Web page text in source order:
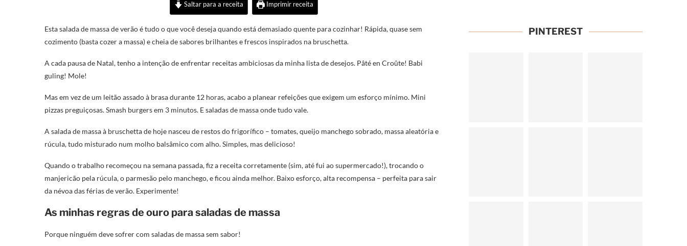
Saltar para a receita Imprimir receita
Esta salada de massa de verão é tudo o que você deseja quando está demasiado quente para cozinhar! Rápida, quase sem
cozimento (basta cozer a massa) e cheia de sabores brilhantes e frescos inspirados na bruschetta.
A cada pausa de Natal, tenho a intenção de enfrentar receitas ambiciosas da minha lista de desejos. Pâté en Croûte! Babi
guling! Mole!
Mas em vez de um leitão assado à brasa durante 12 horas, acabo a planear refeições que exigem um esforço mínimo. Mini
pizzas preguiçosas. Smash burgers em 3 minutos. E saladas de massa onde tudo vale.
A salada de massa à bruschetta de hoje nasceu de restos do frigorífico – tomates, queijo manchego sobrado, massa aleatória e
rúcula, tudo misturado num molho balsâmico com alho. Simples, mas delicioso!
Quando o trabalho recomeçou na semana passada, fiz a receita corretamente (sim, até fui ao supermercado!), trocando o
manjericão pela rúcula, o parmesão pelo manchego, e ficou ainda melhor. Baixo esforço, alta recompensa – perfeita para sair
da névoa das férias de verão. Experimente!
As minhas regras de ouro para saladas de massa
Porque ninguém deve sofrer com saladas de massa sem sabor!
PINTEREST